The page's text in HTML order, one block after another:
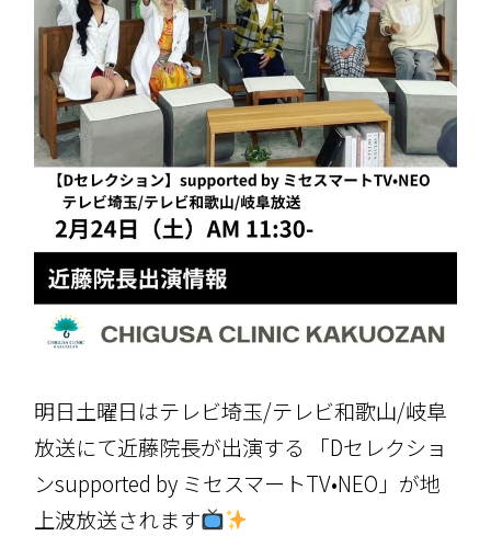
明日土曜日はテレビ埼玉/テレビ和歌山/岐阜
放送にて近藤院長が出演する 「Dセレクショ
ンsupported by ミセスマートTV•NEO」が地
上波放送されます